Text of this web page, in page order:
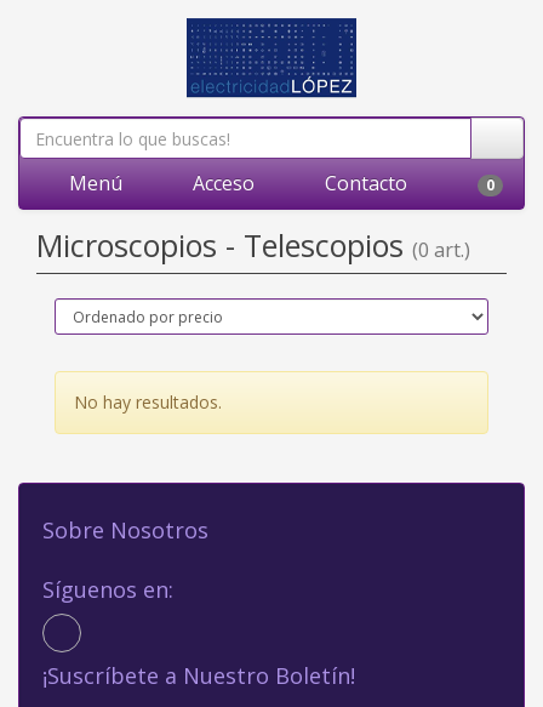
Menú Acceso Contacto 0
Microscopios - Telescopios (0 art.)
No hay resultados.
Sobre Nosotros
Síguenos en:
¡Suscríbete a Nuestro Boletín!